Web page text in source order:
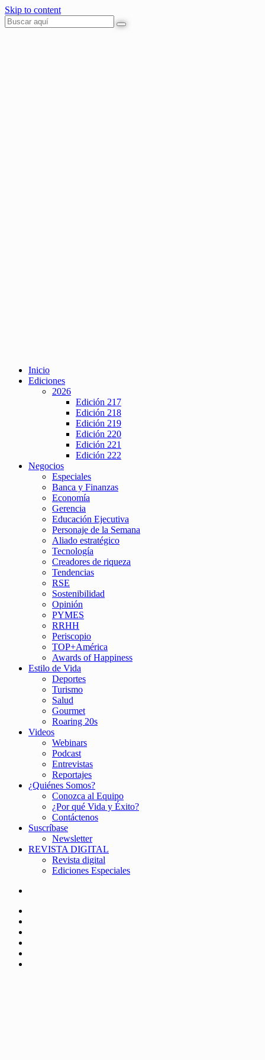
Skip to content
Inicio
Ediciones
2026
Edición 217
Edición 218
Edición 219
Edición 220
Edición 221
Edición 222
Negocios
Especiales
Banca y Finanzas
Economía
Gerencia
Educación Ejecutiva
Personaje de la Semana
Aliado estratégico
Tecnología
Creadores de riqueza
Tendencias
RSE
Sostenibilidad
Opinión
PYMES
RRHH
Periscopio
TOP+América
Awards of Happiness
Estilo de Vida
Deportes
Turismo
Salud
Gourmet
Roaring 20s
Videos
Webinars
Podcast
Entrevistas
Reportajes
¿Quiénes Somos?
Conozca al Equipo
¿Por qué Vida y Éxito?
Contáctenos
Suscríbase
Newsletter
REVISTA DIGITAL
Revista digital
Ediciones Especiales